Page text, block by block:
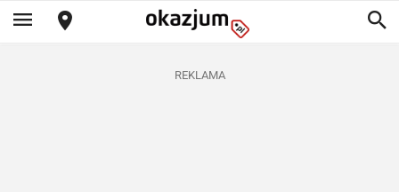
REKLAMA